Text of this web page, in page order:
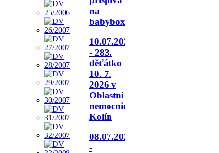
na
babybox.
10.07.2026
- 283.
děťátko
10. 7.
2026 v
Oblastní
nemocnici
Kolín
08.07.2026
-